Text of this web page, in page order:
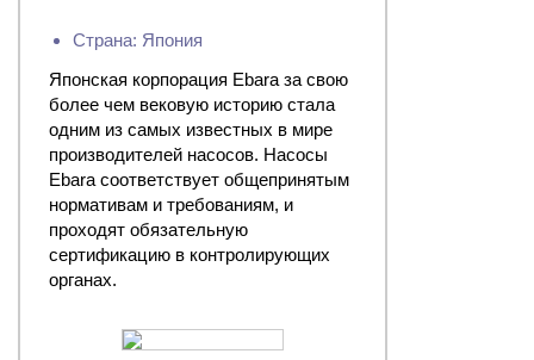
Страна: Япония
Японская корпорация Ebara за свою
более чем вековую историю стала
одним из самых известных в мире
производителей насосов. Насосы
Ebara соответствует общепринятым
нормативам и требованиям, и
проходят обязательную
сертификацию в контролирующих
органах.